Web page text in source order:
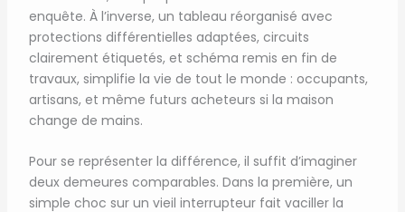
enquête. À l’inverse, un tableau réorganisé avec
protections différentielles adaptées, circuits
clairement étiquetés, et schéma remis en fin de
travaux, simplifie la vie de tout le monde : occupants,
artisans, et même futurs acheteurs si la maison
change de mains.
Pour se représenter la différence, il suffit d’imaginer
deux demeures comparables. Dans la première, un
simple choc sur un vieil interrupteur fait vaciller la